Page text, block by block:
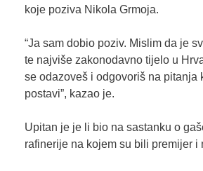
koje poziva Nikola Grmoja.
“Ja sam dobio poziv. Mislim da je
te najviše zakonodavno tijelo u
se odazoveš i odgovoriš na pitanja
postavi”, kazao je.
Upitan je je li bio na sastanku o
rafinerije na kojem su bili premijer i